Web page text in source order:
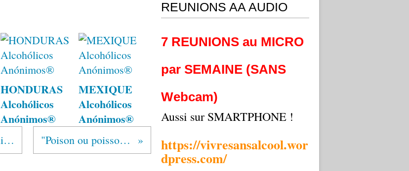
HONDURAS
Alcohólicos
Anónimos®
MEXIQUE
Alcohólicos
Anónimos®
"Fini l’alcool et la drogue depuis la pandémie!" "Poison ou poisson d’avril ?"
REUNIONS AA AUDIO
7 REUNIONS au MICRO
par SEMAINE (SANS
Webcam)
Aussi sur SMARTPHONE !
https://vivresansalcool.wor
dpress.com/